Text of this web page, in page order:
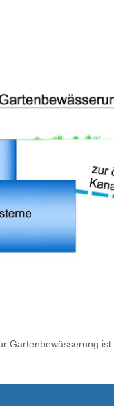
Gartenbewässerung ist